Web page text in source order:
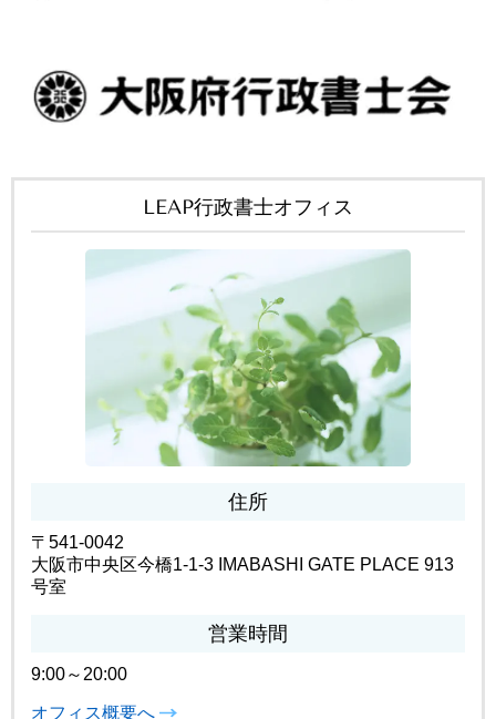
LEAP行政書士オフィス
住所
〒541-0042
大阪市中央区今橋1-1-3 IMABASHI GATE PLACE 913
号室
営業時間
9:00～20:00
オフィス概要へ